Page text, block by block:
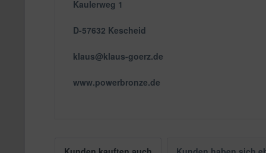
Kaulerweg 1
D-57632 Kescheid
klaus@klaus-goerz.de
www.powerbronze.de